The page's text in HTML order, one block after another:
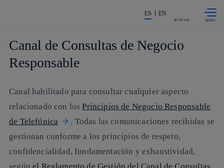
La acción en accionistas e
ES EN
BUSCAR
Canal de Consultas de Negocio
Responsable
Canal habilitado para consultar cualquier aspecto
relacionado con losPrincipios de Negocio Responsable
de Telefónica
. Todas las comunicaciones recibidas se
gestionan conforme a los principios de respeto,
confidencialidad, fundamentación y exhaustividad,
segúnel Reglamento de Gestión del Canal de Consultas